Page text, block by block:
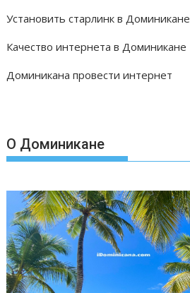
Установить старлинк в Доминикане
Качество интернета в Доминикане
Доминикана провести интернет
О Доминикане